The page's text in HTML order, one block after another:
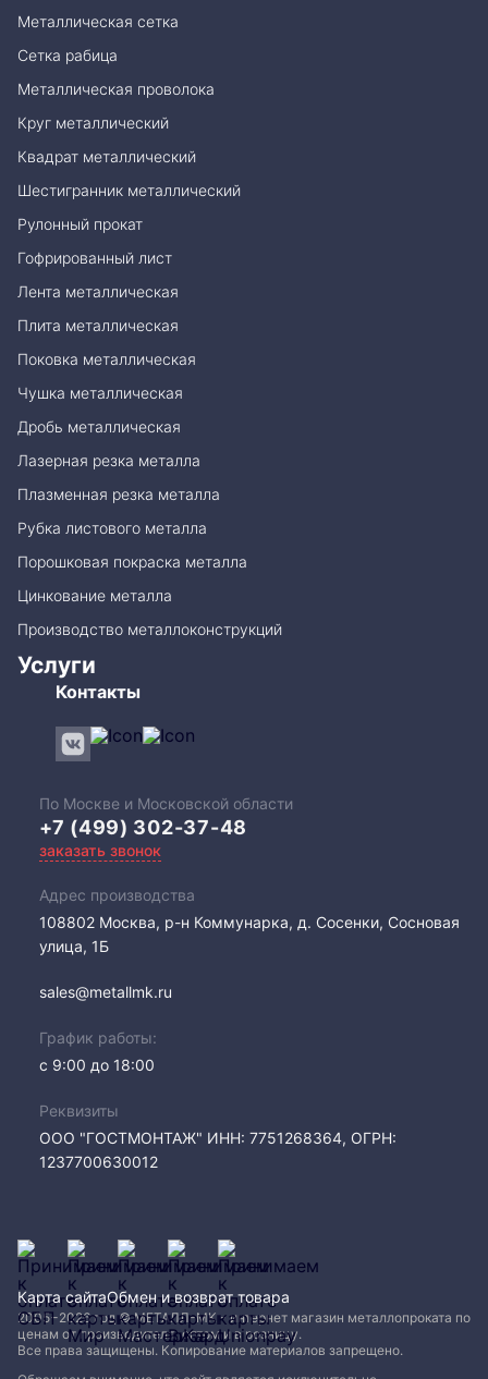
Металлическая сетка
Сетка рабица
Металлическая проволока
Круг металлический
Квадрат металлический
Шестигранник металлический
Рулонный прокат
Гофрированный лист
Лента металлическая
Плита металлическая
Поковка металлическая
Чушка металлическая
Дробь металлическая
Лазерная резка металла
Плазменная резка металла
Рубка листового металла
Порошковая покраска металла
Цинкование металла
Производство металлоконструкций
Услуги
Контакты
По Москве и Московской области
+7 (499) 302-37-48
заказать звонок
Адрес производства
108802​ Москва, р-н Коммунарка, д. Сосенки, Сосновая
улица, 1Б
sales@metallmk.ru
График работы:
с 9:00 до 18:00
Реквизиты
ООО "ГОСТМОНТАЖ" ИНН: 7751268364, ОГРН:
1237700630012
2005−2026 год © МЕТАЛЛ-МК - интернет магазин металлопроката по
ценам от производителя, оптом и в розницу.
Все права защищены. Копирование материалов запрещено.
Карта сайтаОбмен и возврат товара